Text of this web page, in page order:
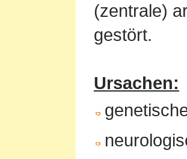
(zentrale)
gestört.
Ursachen: